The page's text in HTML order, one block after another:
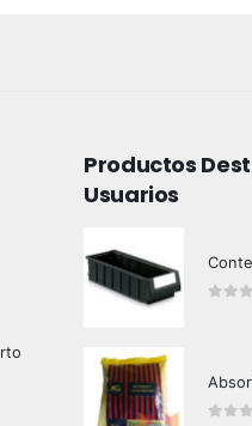
Productos
Usuarios